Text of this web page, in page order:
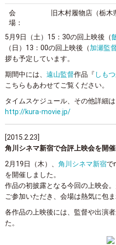
会
場：
旧木村履物店（栃木
5月9日（土）15：30の回上映後（
（日）13：00の回上映後（加瀬監
拶も予定しています。
期間中には、 遠山監督作品『 しも
こちらもあわせてご覧ください。
タイムスケジュール、その他詳細
http://kura-movie.jp/
[2015.2.23]
角川シネマ新宿で合評上映会を開催
2月19日（木）、 角川シネマ新宿で
を開催しました。
作品の初披露となる今回の上映会
ご参加いただき、会場は熱気に包ま
各作品の上映後には、監督や出演
た。